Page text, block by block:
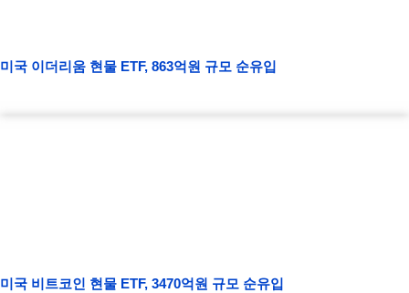
미국 이더리움 현물 ETF, 863억원 규모 순유입
미국 비트코인 현물 ETF, 3470억원 규모 순유입